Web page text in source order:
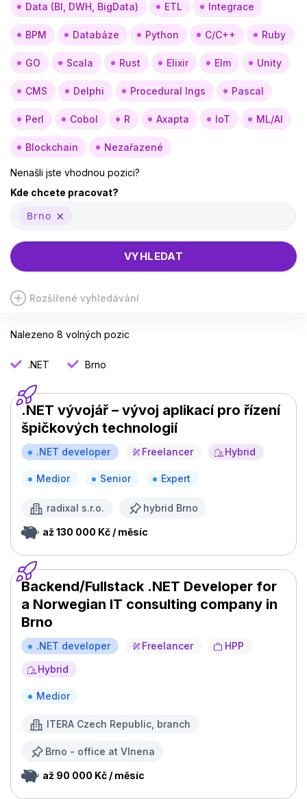
Data (BI, DWH, BigData) ETL Integrace
BPM Databáze Python C/C++ Ruby
GO Scala Rust Elixir Elm Unity
CMS Delphi Procedural lngs Pascal
Perl Cobol R Axapta IoT ML/AI
Blockchain Nezařazené
Nenašli jste vhodnou pozici?
Kde chcete pracovat?
Brno
VYHLEDAT
Rozšířené vyhledávání
Nalezeno 8 volných pozic
.NET Brno
.NET vývojář – vývoj aplikací pro řízení
špičkových technologií
.NET developer Freelancer Hybrid
Medior Senior Expert
radixal s.r.o. hybrid Brno
až 130 000 Kč / měsíc
Backend/Fullstack .NET Developer for
a Norwegian IT consulting company in
Brno
.NET developer Freelancer
HPP
Hybrid
Medior
ITERA Czech Republic, branch
Brno - office at Vlnena
až 90 000 Kč / měsíc